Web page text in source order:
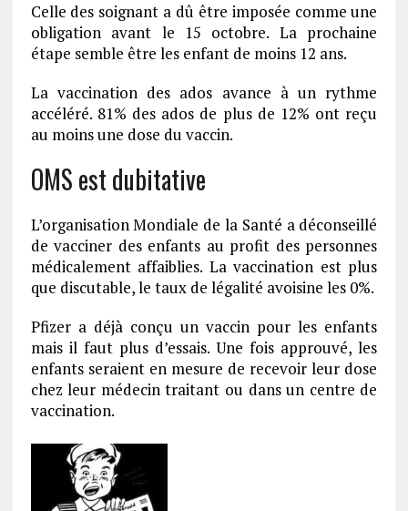
Celle des soignant a dû être imposée comme une
obligation avant le 15 octobre. La prochaine
étape semble être les enfant de moins 12 ans.
La vaccination des ados avance à un rythme
accéléré. 81% des ados de plus de 12% ont reçu
au moins une dose du vaccin.
OMS est dubitative
L’organisation Mondiale de la Santé a déconseillé
de vacciner des enfants au profit des personnes
médicalement affaiblies. La vaccination est plus
que discutable, le taux de légalité avoisine les 0%.
Pfizer a déjà conçu un vaccin pour les enfants
mais il faut plus d’essais. Une fois approuvé, les
enfants seraient en mesure de recevoir leur dose
chez leur médecin traitant ou dans un centre de
vaccination.